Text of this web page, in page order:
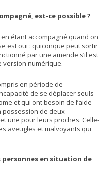
est-ce possible ?
étant accompagné quand on
est oui : quiconque peut sortir
par une amende s’il est
version numérique.
en période de
de se déplacer seuls
et qui ont besoin de l’aide
possession de deux
une pour leurs proches. Celle-
aveugles et malvoyants qui
en situation de